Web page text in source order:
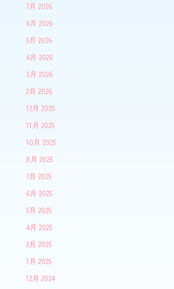
7月 2026
6月 2026
5月 2026
4月 2026
3月 2026
2月 2026
12月 2025
11月 2025
10月 2025
8月 2025
7月 2025
6月 2025
5月 2025
4月 2025
2月 2025
1月 2025
12月 2024